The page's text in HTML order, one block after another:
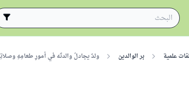
علمية بر الوالدين ولدٌ يجادلُ والدتَه في أمورِ طعامِهِ